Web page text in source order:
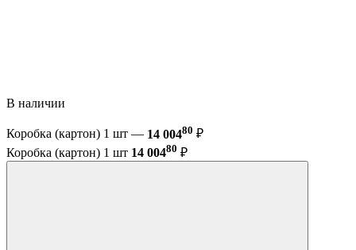
В наличии
Коробка (картон) 1 шт — 14 00480 ₽
Коробка (картон) 1 шт 14 00480 ₽